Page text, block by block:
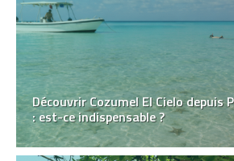
Découvrir Cozumel El Cielo depuis
: est-ce indispensable ?